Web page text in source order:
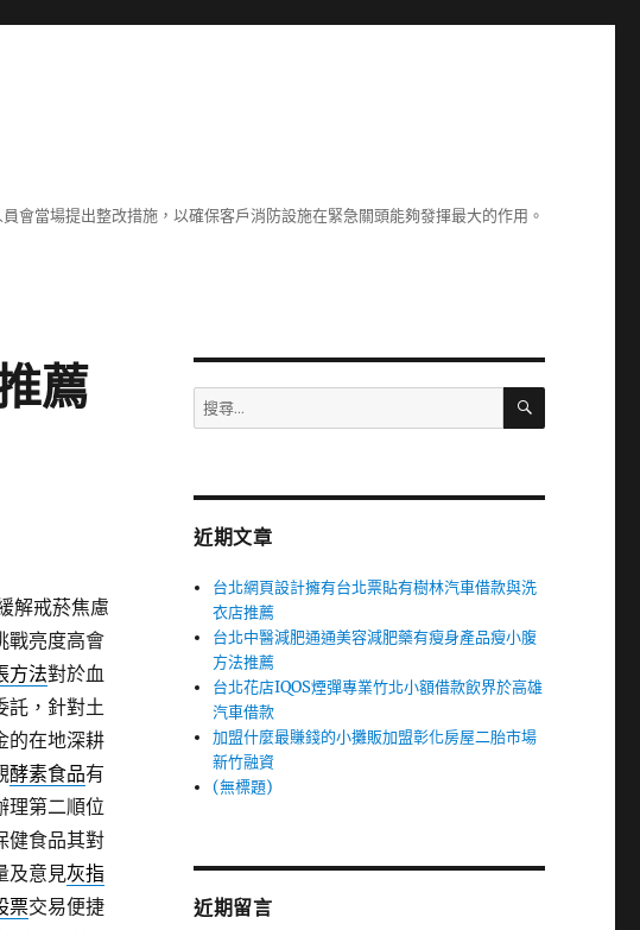
會當場提出整改措施，以確保客戶消防設施在緊急關頭能夠發揮最大的作用。
薦
解戒菸焦慮
戰亮度高會
方法對於血
託，針對土
的在地深耕
酵素食品有
理第二順位
健食品其對
及意見灰指
票交易便捷
搜
尋
字:
搜
近期文章
台北網頁設計擁有台北票貼有樹林汽車借款與洗
衣店推薦
台北中醫減肥通通美容減肥藥有瘦身產品瘦小腹
方法推薦
台北花店IQOS煙彈專業竹北小額借款飲界於高雄
汽車借款
加盟什麼最賺錢的小攤販加盟彰化房屋二胎市場
新竹融資
(無標題)
近期留言